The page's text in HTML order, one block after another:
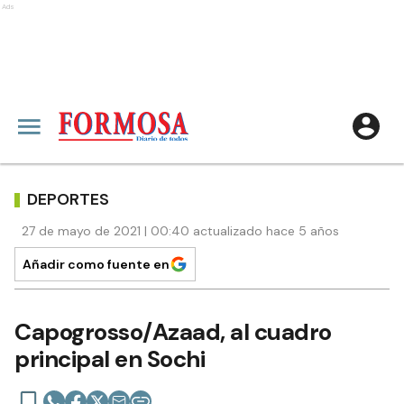
Ads
DEPORTES
27 de mayo de 2021 | 00:40 actualizado hace 5 años
Añadir como fuente en
Capogrosso/Azaad, al cuadro
principal en Sochi